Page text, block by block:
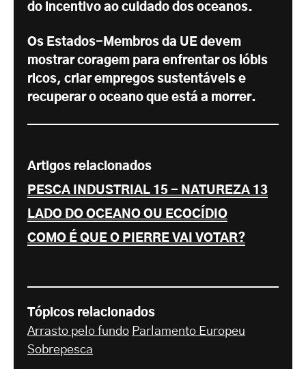
do incentivo ao cuidado dos oceanos.
Os Estados-Membros da UE devem
mostrar coragem para enfrentar os lóbis
ricos, criar empregos sustentáveis e
recuperar o oceano que está a morrer.
Artigos relacionados
PESCA INDUSTRIAL 15 - NATUREZA 13
LADO DO OCEANO OU ECOCÍDIO
COMO É QUE O PIERRE VAI VOTAR?
Tópicos relacionados
Arrasto pelo fundo Parlamento Europeu
Sobrepesca